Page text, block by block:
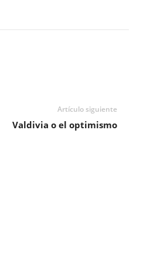
Artículo siguiente
Valdivia o el optimismo